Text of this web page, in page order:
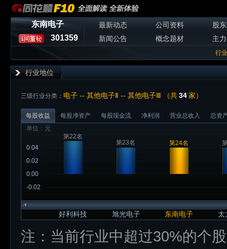
东南电子
301359
最新动态 公司资料
股
新闻公告
概念题材 主
行
行业地位
三级行业分类： 电子 -- 其他电子Ⅱ -- 其他电子Ⅲ （共34家）
每股收益 每股净资产 每股现金流 净利润 营业总收入
总资
单位：元
好利科技 旭光电子 东南电子 太
-0.02
0.00
0.02
0.04
第22名
第23名
第24名
注：当前行业中超过30%的个